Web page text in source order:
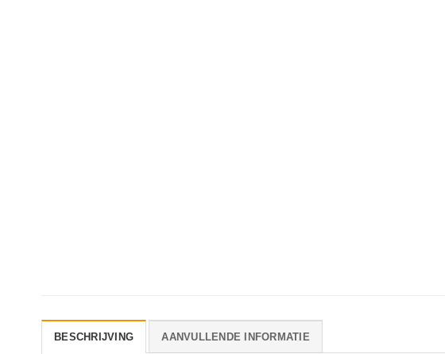
BESCHRIJVING AANVULLENDE INFORMATIE